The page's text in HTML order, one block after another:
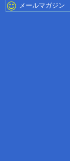
メールマガジン